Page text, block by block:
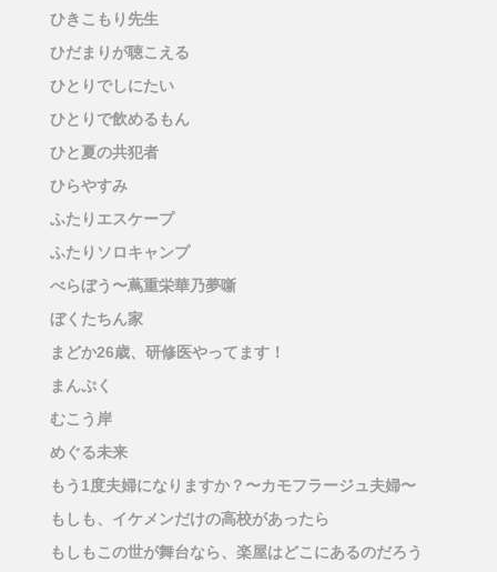
ひきこもり先生
ひだまりが聴こえる
ひとりでしにたい
ひとりで飲めるもん
ひと夏の共犯者
ひらやすみ
ふたりエスケープ
ふたりソロキャンプ
べらぼう〜蔦重栄華乃夢噺
ぼくたちん家
まどか26歳、研修医やってます！
まんぷく
むこう岸
めぐる未来
もう1度夫婦になりますか？〜カモフラージュ夫婦〜
もしも、イケメンだけの高校があったら
もしもこの世が舞台なら、楽屋はどこにあるのだろう